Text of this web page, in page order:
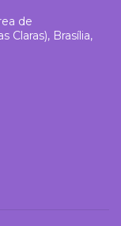
de
Brasília,